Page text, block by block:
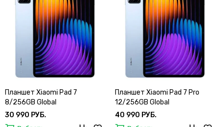
Планшет Xiaomi Pad 7
8/256GB Global
30 990 РУБ.
Планшет Xiaomi Pad 7 Pro
12/256GB Global
40 990 РУБ.